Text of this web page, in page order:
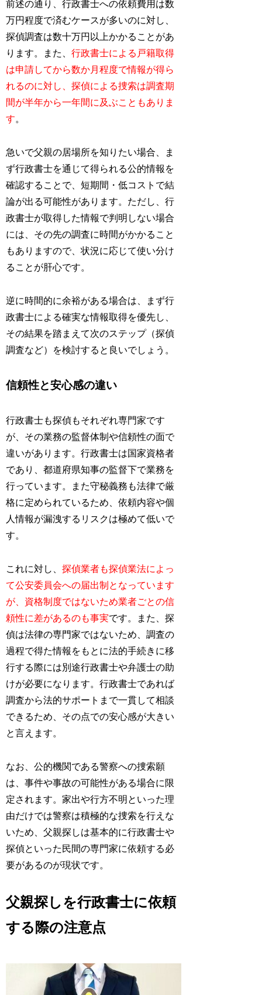
前述の通り、行政書士への依頼費用は数
万円程度で済むケースが多いのに対し、
探偵調査は数十万円以上かかることがあ
ります。また、行政書士による戸籍取得
は申請してから数か月程度で情報が得ら
れるのに対し、探偵による捜索は調査期
間が半年から一年間に及ぶこともありま
す。
急いで父親の居場所を知りたい場合、ま
ず行政書士を通じて得られる公的情報を
確認することで、短期間・低コストで結
論が出る可能性があります。ただし、行
政書士が取得した情報で判明しない場合
には、その先の調査に時間がかかること
もありますので、状況に応じて使い分け
ることが肝心です。
逆に時間的に余裕がある場合は、まず行
政書士による確実な情報取得を優先し、
その結果を踏まえて次のステップ（探偵
調査など）を検討すると良いでしょう。
信頼性と安心感の違い
行政書士も探偵もそれぞれ専門家です
が、その業務の監督体制や信頼性の面で
違いがあります。行政書士は国家資格者
であり、都道府県知事の監督下で業務を
行っています。また守秘義務も法律で厳
格に定められているため、依頼内容や個
人情報が漏洩するリスクは極めて低いで
す。
これに対し、探偵業者も探偵業法によっ
て公安委員会への届出制となっています
が、資格制度ではないため業者ごとの信
頼性に差があるのも事実です。また、探
偵は法律の専門家ではないため、調査の
過程で得た情報をもとに法的手続きに移
行する際には別途行政書士や弁護士の助
けが必要になります。行政書士であれば
調査から法的サポートまで一貫して相談
できるため、その点での安心感が大きい
と言えます。
なお、公的機関である警察への捜索願
は、事件や事故の可能性がある場合に限
定されます。家出や行方不明といった理
由だけでは警察は積極的な捜索を行えな
いため、父親探しは基本的に行政書士や
探偵といった民間の専門家に依頼する必
要があるのが現状です。
父親探しを行政書士に依頼
する際の注意点